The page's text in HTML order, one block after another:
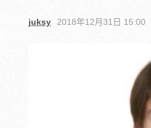
juksy 2018年12月31日 15:00